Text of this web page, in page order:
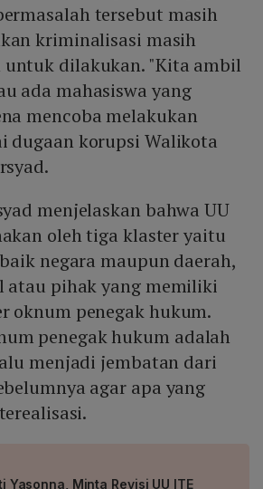
tersebut masih
kriminalisasi masih
dilakukan. "Kita ambil
ada mahasiswa yang
mencoba melakukan
dugaan korupsi Walikota
menjelaskan bahwa UU
oleh tiga klaster yaitu
negara maupun daerah,
atau pihak yang memiliki
oknum penegak hukum.
penegak hukum adalah
menjadi jembatan dari
agar apa yang
Yasonna, Minta Revisi UU ITE